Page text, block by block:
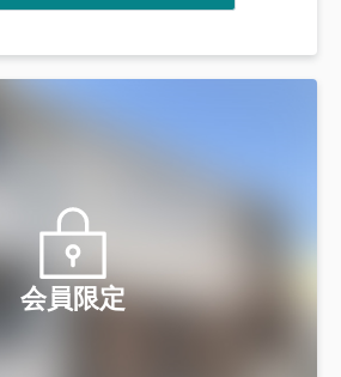
会員限定